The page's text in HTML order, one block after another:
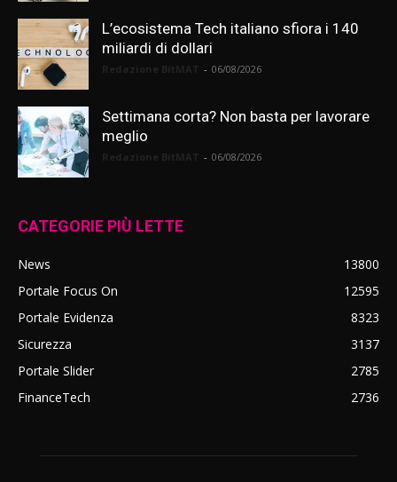
L’ecosistema Tech italiano sfiora i 140
miliardi di dollari
- 06/08/2026
Settimana corta? Non basta per lavorare
meglio
- 06/08/2026
CATEGORIE PIÙ LETTE
News
13800
Portale Focus On
12595
Portale Evidenza
8323
Sicurezza
3137
Portale Slider
2785
FinanceTech
2736